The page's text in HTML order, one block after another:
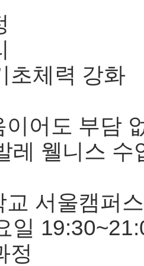
초체력 강화
이어도 부담
레 웰니스 수
교 서울캠퍼
일
정